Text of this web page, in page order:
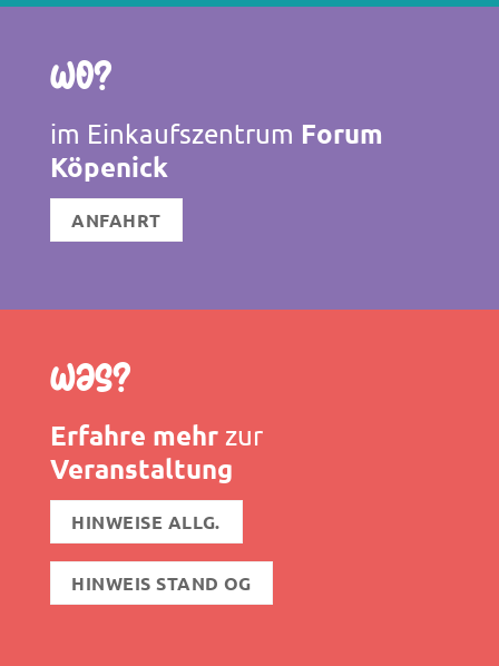
Wo?
im Einkaufszentrum Forum
Köpenick
ANFAHRT
Was?
Erfahre mehrzur
Veranstaltung
HINWEISE ALLG.
HINWEIS STAND OG